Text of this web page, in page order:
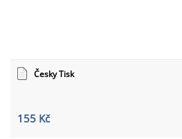
Česky Tisk
155 Kč